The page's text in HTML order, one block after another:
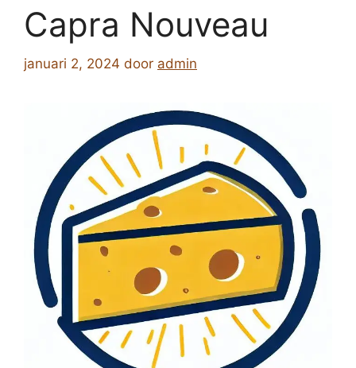
Capra Nouveau
januari 2, 2024 door admin